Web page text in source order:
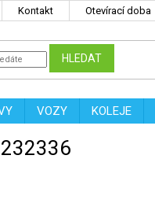
Kontakt Otevírací doba
HLEDAT
VOZY KOLEJE